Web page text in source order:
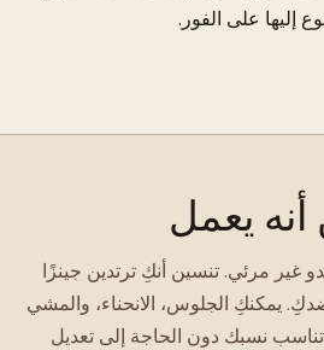
إليها على الفور.
يعمل
غير مرئي. تنسين أنكِ ترتدين جينزًا
يمكنكِ الجلوس، الانحناء، والمشي
نسبك دون الحاجة إلى تعديل